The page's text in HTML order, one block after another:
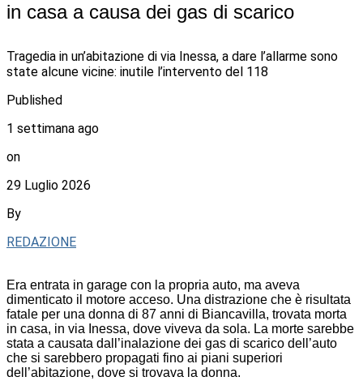
in casa a causa dei gas di scarico
Tragedia in un’abitazione di via Inessa, a dare l’allarme sono
state alcune vicine: inutile l’intervento del 118
Published
1 settimana ago
on
29 Luglio 2026
By
REDAZIONE
Era entrata in garage con la propria auto, ma aveva
dimenticato il motore acceso. Una distrazione che è risultata
fatale per una donna di 87 anni di Biancavilla, trovata morta
in casa, in via Inessa, dove viveva da sola. La morte sarebbe
stata a causata dall’inalazione dei gas di scarico dell’auto
che si sarebbero propagati fino ai piani superiori
dell’abitazione, dove si trovava la donna.